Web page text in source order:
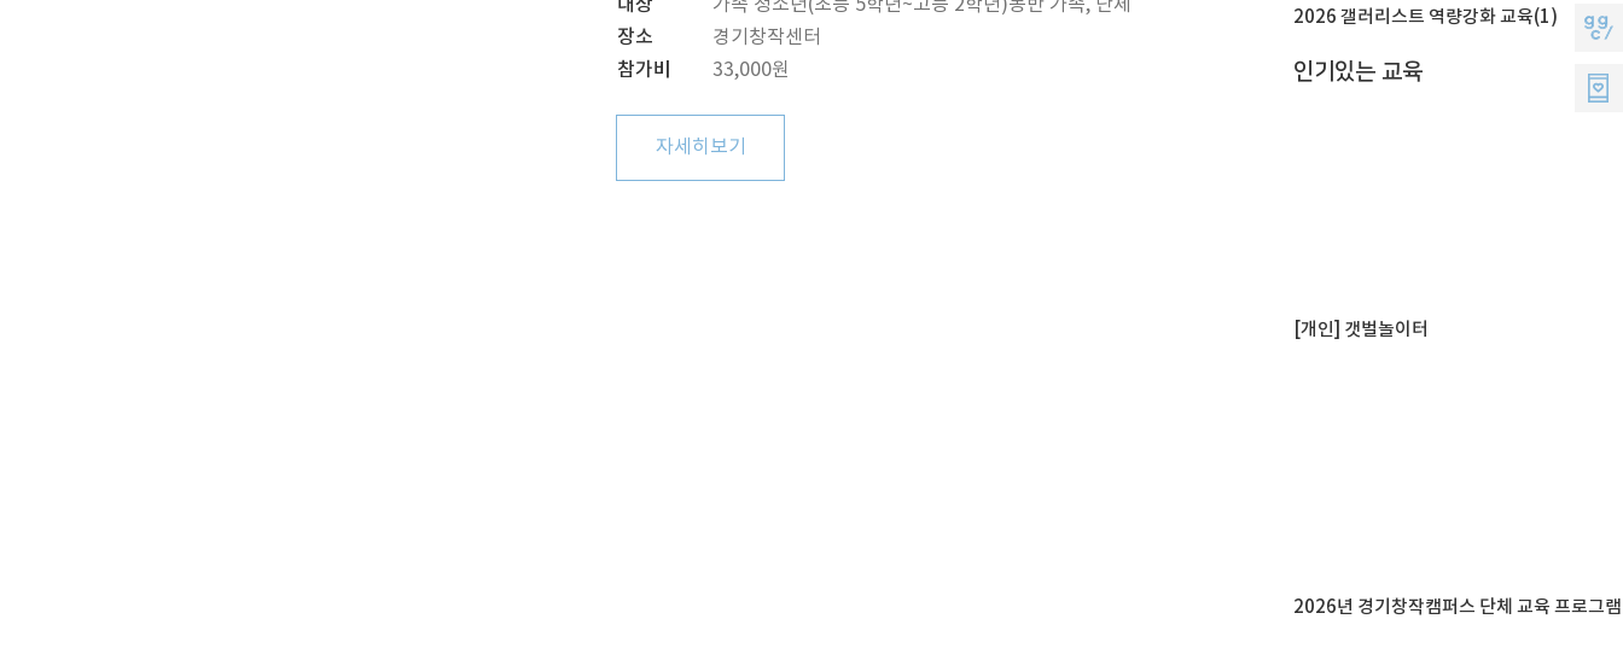
리
모
지
지
대상
가족 청소년(초등 5학년~고등 2학년)동반 가족, 단체
장소
경기창작센터
참가비
33,000원
자세히보기
2026 갤러리스트 역량강화 교육(1)
인기있는 교육
[개인] 갯벌놀이터
2026년 경기창작캠퍼스 단체 교육 프로그램